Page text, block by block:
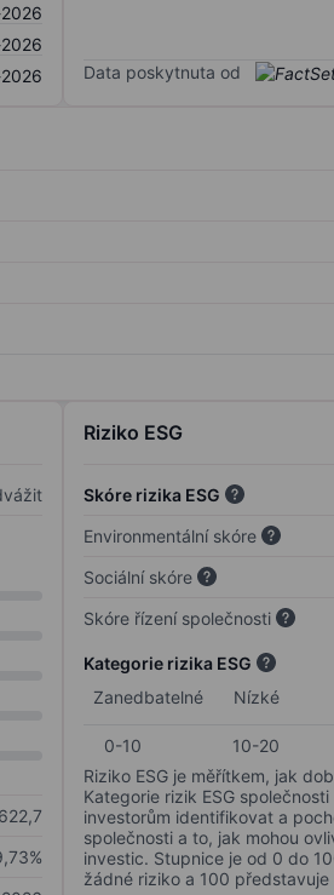
Data poskytnuta od
622,7
Riziko ESG
Skóre rizika ESG
Environmentální skóre
Sociální skóre
Skóre řízení společnosti
Kategorie rizika ESG
Zanedbatelné
Nízké
0-10
10-20
Riziko ESG je měřítkem, jak
Kategorie rizik ESG
investorům identifikovat a
společnosti a to, jak mohou
investic. Stupnice je od 0 do
žádné riziko a 100